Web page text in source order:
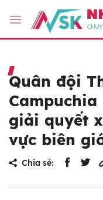
Quân đội
giải quyết
vực biên
Chia sẻ: